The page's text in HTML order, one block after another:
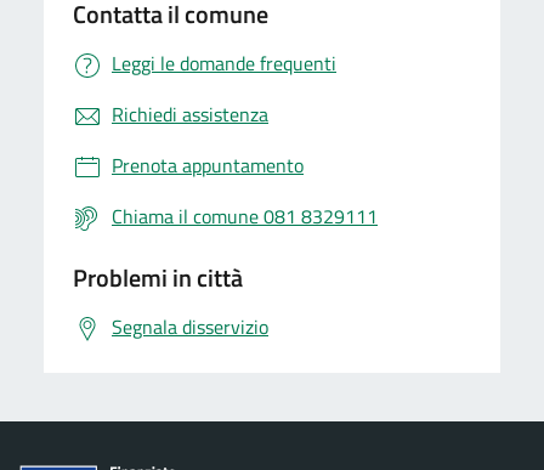
Contatta il comune
Leggi le domande frequenti
Richiedi assistenza
Prenota appuntamento
Chiama il comune 081 8329111
Problemi in città
Segnala disservizio